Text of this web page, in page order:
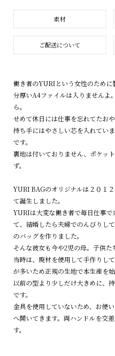
素材
ご配送について
働き者のYURIという女性のために
分厚いA4ファイルは入りませんよ
ら。
せめて休日には仕事を忘れてたおや
持ち手にはやさしい芯を入れてい
です。
裏地は付いておりません、ポケッ
ず。
YURI BAGのオリジナルは２０１
て誕生しました。
YURIは大変な働き者で毎日仕事
て、結婚したら夫婦でのんびりし
のバッグを作りました。
そんな彼女も今や2児の母。子供た
当時は、廃材を使用して手作りし
が多いため正規の生地で本生産を始
以前の型より少しだけ大きめに、
です。
金具を使用していないため、お使
へ開いてきます。両ハンドルを交
す。